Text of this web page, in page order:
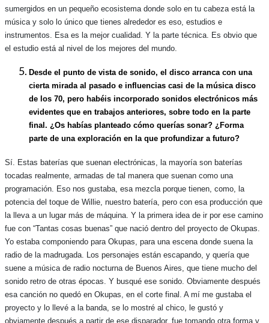
sumergidos en un pequeño ecosistema donde solo en tu cabeza está la
música y solo lo único que tienes alrededor es eso, estudios e
instrumentos. Esa es la mejor cualidad. Y la parte técnica. Es obvio que
el estudio está al nivel de los mejores del mundo.
Desde el punto de vista de sonido, el disco arranca con una
cierta mirada al pasado e influencias casi de la música disco
de los 70, pero habéis incorporado sonidos electrónicos más
evidentes que en trabajos anteriores, sobre todo en la parte
final. ¿Os habías planteado cómo querías sonar? ¿Forma
parte de una exploración en la que profundizar a futuro?
Sí. Estas baterías que suenan electrónicas, la mayoría son baterías
tocadas realmente, armadas de tal manera que suenan como una
programación. Eso nos gustaba, esa mezcla porque tienen, como, la
potencia del toque de Willie, nuestro batería, pero con esa producción que
la lleva a un lugar más de máquina. Y la primera idea de ir por ese camino
fue con “Tantas cosas buenas” que nació dentro del proyecto de Okupas.
Yo estaba componiendo para Okupas, para una escena donde suena la
radio de la madrugada. Los personajes están escapando, y quería que
suene a música de radio nocturna de Buenos Aires, que tiene mucho del
sonido retro de otras épocas. Y busqué ese sonido. Obviamente después
esa canción no quedó en Okupas, en el corte final. A mí me gustaba el
proyecto y lo llevé a la banda, se lo mostré al chico, le gustó y
obviamente después a partir de ese disparador, fue tomando otra forma y